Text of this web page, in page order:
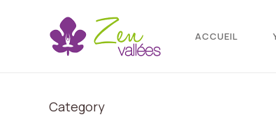
ACCUEIL
Category